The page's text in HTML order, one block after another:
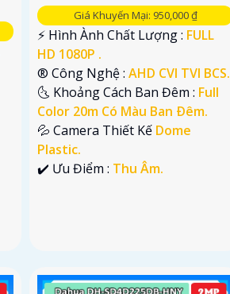
Giá Khuyến Mại: 950,000 ₫
️⚡ Hình Ành Chất Lượng : FULL
HD 1080P .
®️ Công Nghệ :AHD CVI TVI BCS.
🌜 Khoảng Cách Ban Đêm : Full
Color 20m Có Màu Ban Ðêm.
💦 Camera Thiết Kế Dome
Plastic.
️✔️ Ưu Điểm : Thu Âm.